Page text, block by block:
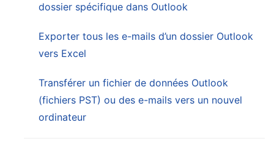
dossier spécifique dans Outlook
Exporter tous les e-mails d’un dossier Outlook
vers Excel
Transférer un fichier de données Outlook
(fichiers PST) ou des e-mails vers un nouvel
ordinateur